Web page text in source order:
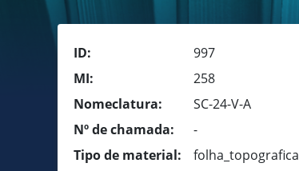
ID:
997
MI:
258
Nomeclatura:
SC-24-V-A
Nº de chamada:
-
Tipo de material:
folha_topografica